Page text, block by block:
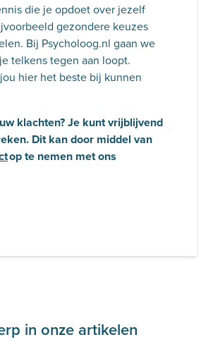
die je opdoet over jezelf
gezondere keuzes
Bij Psycholoog.nl gaan we
telkens tegen aan loopt.
hier het beste bij kunnen
klachten? Je kuntvrijblijvend
Dit kan door middel van
op te nemen met ons
in onze artikelen